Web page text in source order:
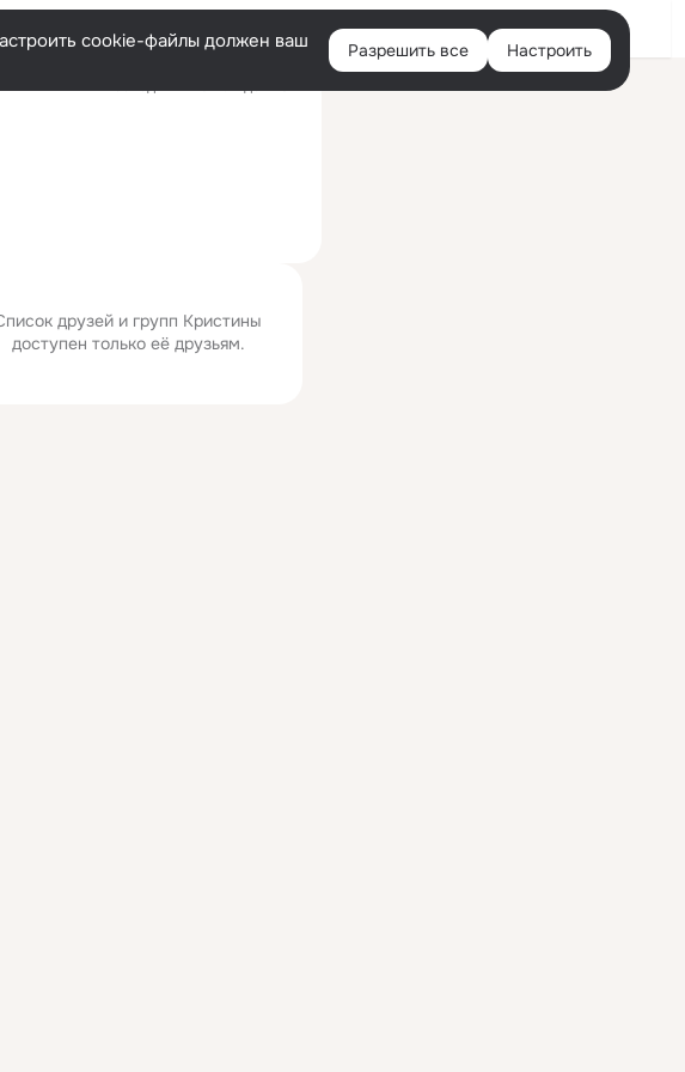
Войти
cookie-файлы должен ваш
Разрешить все Настроить
друзей и групп Кристины
доступен только её друзьям.